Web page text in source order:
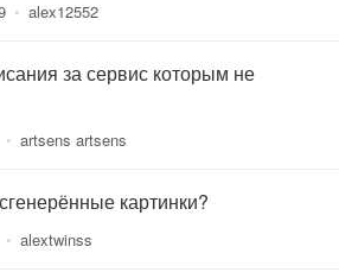
• alex12552
за сервис которым не
• artsens artsens
картинки?
• alextwinss